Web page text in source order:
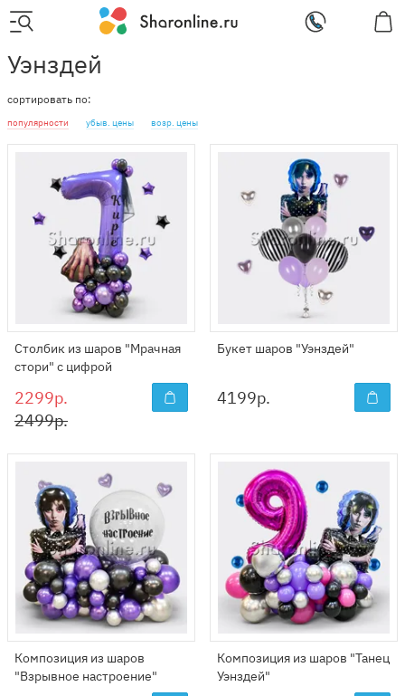
Уэнздей
сортировать по:
популярности убыв. цены возр. цены
Столбик из шаров "Мрачная
стори" с цифрой
2299р.
2499р.
Букет шаров "Уэнздей"
4199р.
Композиция из шаров
"Взрывное настроение"
Композиция из шаров "Танец
Уэнздей"